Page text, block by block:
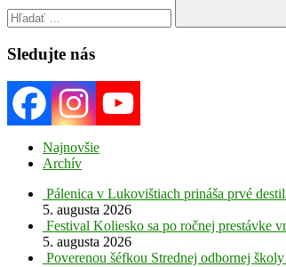
Sledujte nás
Najnovšie
Archív
Pálenica v Lukovištiach prináša prvé
5. augusta 2026
Festival Koliesko sa po ročnej prestávke
5. augusta 2026
Poverenou šéfkou Strednej odbornej